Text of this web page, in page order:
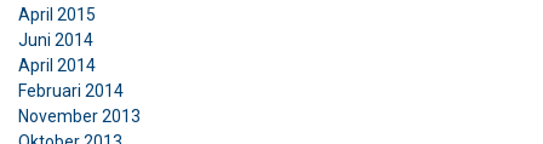
April 2015
Juni 2014
April 2014
Februari 2014
November 2013